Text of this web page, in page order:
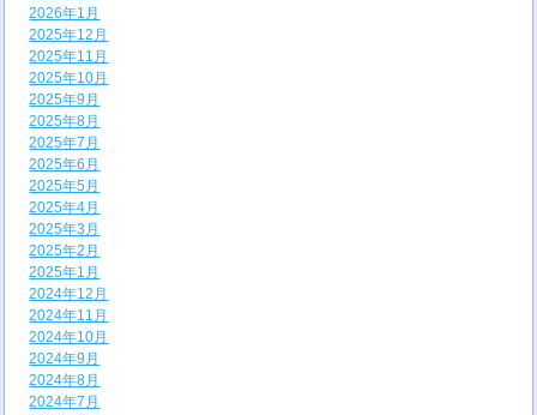
2026年1月
2025年12月
2025年11月
2025年10月
2025年9月
2025年8月
2025年7月
2025年6月
2025年5月
2025年4月
2025年3月
2025年2月
2025年1月
2024年12月
2024年11月
2024年10月
2024年9月
2024年8月
2024年7月